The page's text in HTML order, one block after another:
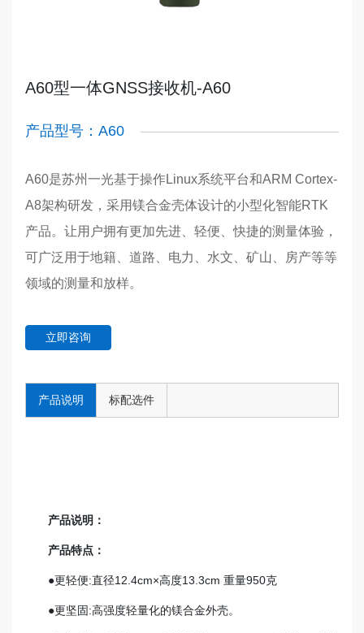
A60型一体GNSS接收机-A60
产品型号：A60
A60是苏州一光基于操作Linux系统平台和ARM Cortex-
A8架构研发，采用镁合金壳体设计的小型化智能RTK
产品。让用户拥有更加先进、轻便、快捷的测量体验，
可广泛用于地籍、道路、电力、水文、矿山、房产等等
领域的测量和放样。
立即咨询
产品说明 标配选件
产品说明：
产品特点：
●更轻便:直径12.4cm×高度13.3cm 重量950克
●更坚固:高强度轻量化的镁合金外壳。